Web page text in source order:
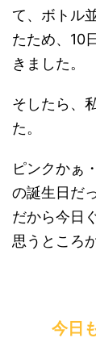
て、ボトル
たため、10
きました。
そしたら、
た。
ピンクかぁ
の誕生日だ
だから今日
思うところ
今日